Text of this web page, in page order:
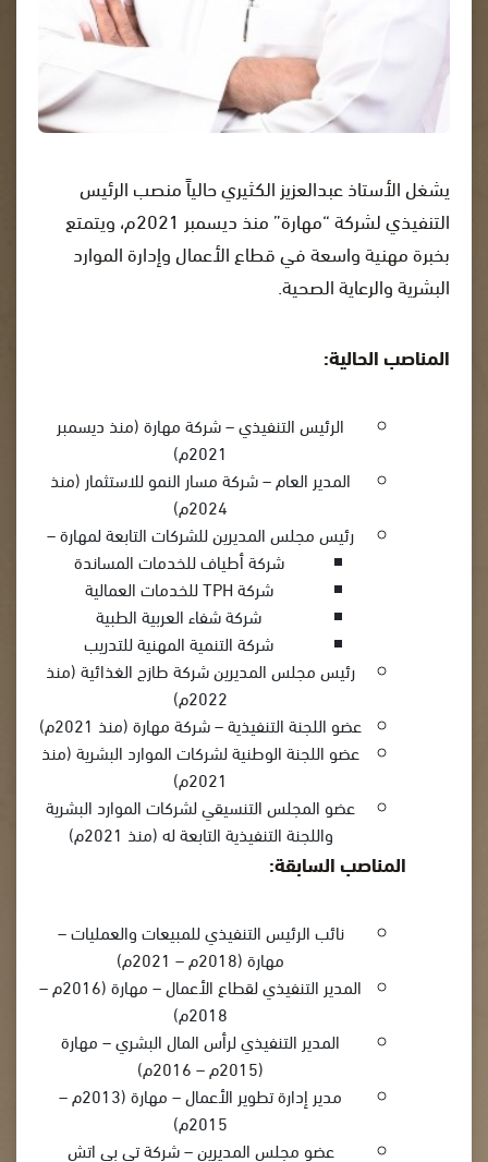
يشغل الأستاذ عبدالعزيز الكثيري حالياً منصب الرئيس
التنفيذي لشركة “مهارة” منذ ديسمبر 2021م، ويتمتع
بخبرة مهنية واسعة في قطاع الأعمال وإدارة الموارد
البشرية والرعاية الصحية.
المناصب الحالية:
الرئيس التنفيذي – شركة مهارة (منذ ديسمبر
2021م)
المدير العام – شركة مسار النمو للاستثمار (منذ
2024م)
رئيس مجلس المديرين للشركات التابعة لمهارة –
شركة أطياف للخدمات المساندة
شركة TPH للخدمات العمالية
شركة شفاء العربية الطبية
شركة التنمية المهنية للتدريب
رئيس مجلس المديرين شركة طازج الغذائية (منذ
2022م)
عضو اللجنة التنفيذية – شركة مهارة (منذ 2021م)
عضو اللجنة الوطنية لشركات الموارد البشرية (منذ
2021م)
عضو المجلس التنسيقي لشركات الموارد البشرية
واللجنة التنفيذية التابعة له (منذ 2021م)
المناصب السابقة:
نائب الرئيس التنفيذي للمبيعات والعمليات –
مهارة (2018م – 2021م)
المدير التنفيذي لقطاع الأعمال – مهارة (2016م –
2018م)
المدير التنفيذي لرأس المال البشري – مهارة
(2015م – 2016م)
مدير إدارة تطوير الأعمال – مهارة (2013م –
2015م)
عضو مجلس المديرين – شركة تي بي اتش